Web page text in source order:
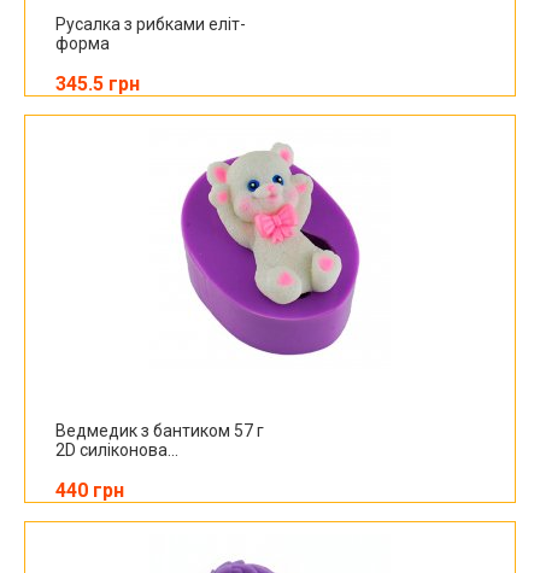
Русалка з рибками еліт-
форма
345.5 грн
Ведмедик з бантиком 57 г
2D силіконова...
440 грн